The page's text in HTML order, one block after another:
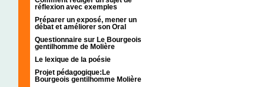
réflexion avec exemples
Préparer un exposé, mener un
débat et améliorer son Oral
Questionnaire sur Le Bourgeois
gentilhomme de Molière
Le lexique de la poésie
Projet pédagogique:Le
Bourgeois gentilhomme Molière